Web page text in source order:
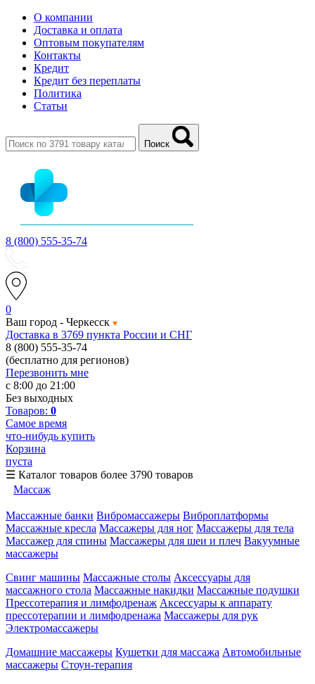
О компании
Доставка и оплата
Оптовым покупателям
Контакты
Кредит
Кредит без переплаты
Политика
Статьи
Поиск
8 (800) 555-35-74
0
Ваш город - Черкесск
Доставка в 3769 пункта России и СНГ
8 (800) 555-35-74
(бесплатно для регионов)
Перезвонить мне
с 8:00 до 21:00
Без выходных
Товаров: 0
Самое время
что-нибудь купить
Корзина
пуста
☰ Каталог товаров более 3790 товаров
Массаж
Массажные банки Вибромассажеры Виброплатформы
Массажные кресла Массажеры для ног Массажеры для тела
Массажер для спины Массажеры для шеи и плеч Вакуумные
массажеры
Свинг машины Массажные столы Аксессуары для
массажного стола Массажные накидки Массажные подушки
Прессотерапия и лимфодренаж Аксессуары к аппарату
прессотерапии и лимфодренажа Массажеры для рук
Электромассажеры
Домашние массажеры Кушетки для массажа Автомобильные
массажеры Стоун-терапия